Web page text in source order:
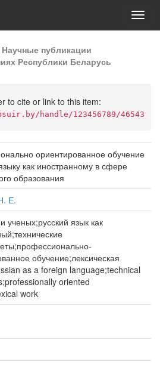
Научные публикации
Республики Беларусь
to cite or link to this item:
handle/123456789/46543
ориентированное обучение
как иностранному в сфере
образования
Е.
ученых;русский язык как
обучение;лексическая
as a foreign language;technical
oriented
work